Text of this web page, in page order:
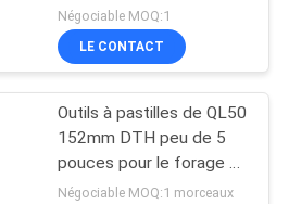
pression de QL50 DTH
Négociable MOQ:1
LE CONTACT
Outils à pastilles de QL50
152mm DTH peu de 5
pouces pour le forage et
le soufflage concrets
Négociable MOQ:1 morceaux